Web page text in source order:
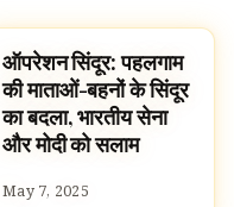
NEWS
ऑपरेशन सिंदूर: पहलगाम
की माताओं-बहनों के सिंदूर
का बदला, भारतीय सेना
और मोदी को सलाम
May 7, 2025